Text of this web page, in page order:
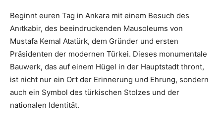
Beginnt euren Tag in Ankara mit einem Besuch des
Anıtkabir, des beeindruckenden Mausoleums von
Mustafa Kemal Atatürk, dem Gründer und ersten
Präsidenten der modernen Türkei. Dieses monumentale
Bauwerk, das auf einem Hügel in der Hauptstadt thront,
ist nicht nur ein Ort der Erinnerung und Ehrung, sondern
auch ein Symbol des türkischen Stolzes und der
nationalen Identität.